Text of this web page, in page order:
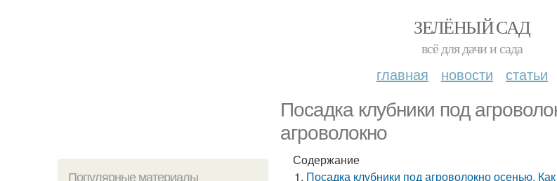
ЗЕЛЁНЫЙ САД
всё для дачи и сада
главная новости статьи
Посадка клубники под
агроволокно
Популярные материалы
Содержание
Посадка клубники под агроволокно осенью.